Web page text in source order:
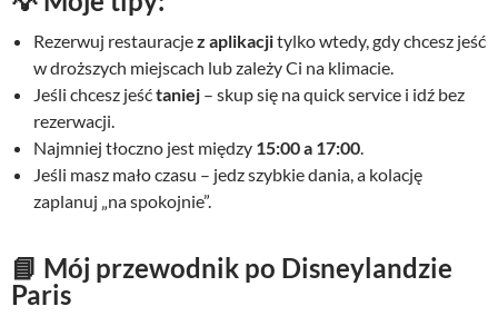
Rezerwuj restauracjez aplikacjitylko wtedy, gdy chcesz jeść
w droższych miejscach lub zależy Ci na klimacie.
Jeśli chcesz jeśćtaniej – skup się na quick service i idź bez
rezerwacji.
Najmniej tłoczno jest między 15:00 a 17:00
Jeśli masz mało czasu – jedz szybkie dania, a kolację
zaplanuj „na spokojnie”.
📘 Mój przewodnik po Disneylandzie
Paris